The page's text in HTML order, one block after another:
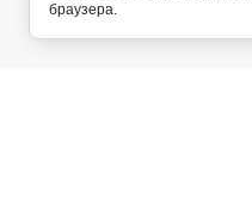
Разработка магазина
браузера.